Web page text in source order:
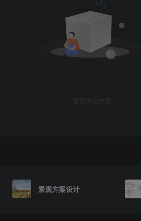
暂无评论内容
景观方案设计